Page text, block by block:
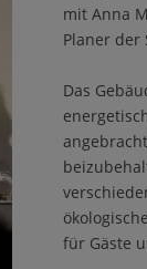
mit Anna
Planer der
Das
für Gäste